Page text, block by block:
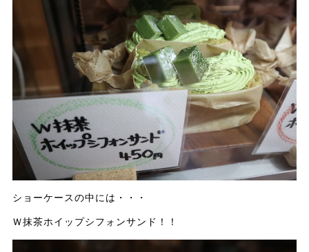
ショーケースの中には・・・
Ｗ抹茶ホイップシフォンサンド！！